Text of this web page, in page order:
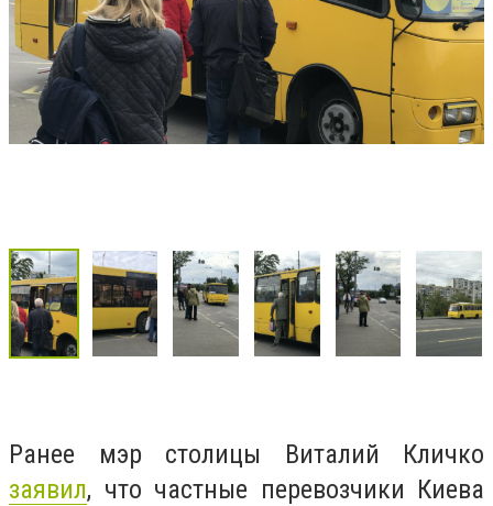
Ранее мэр столицы Виталий Кличко
заявил, что частные перевозчики Киева